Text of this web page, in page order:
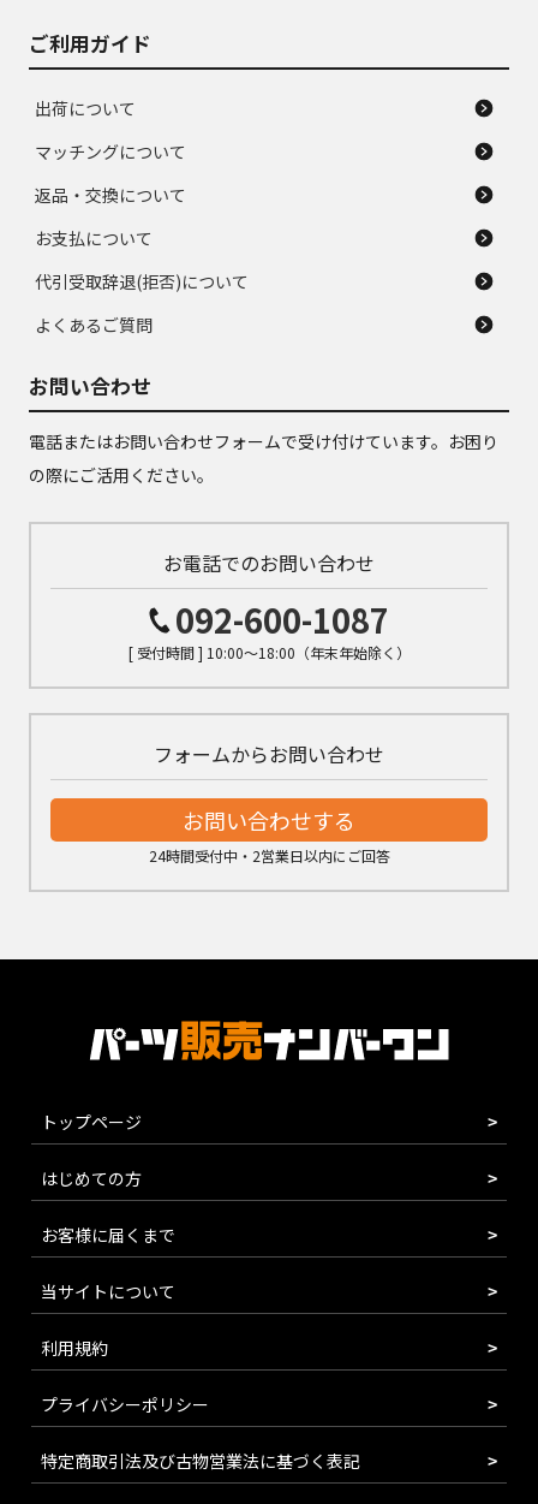
ご利用ガイド
出荷について
マッチングについて
返品・交換について
お支払について
代引受取辞退(拒否)について
よくあるご質問
お問い合わせ
電話またはお問い合わせフォームで受け付けています。お困り
の際にご活用ください。
お電話でのお問い合わせ
092-600-1087
[ 受付時間 ] 10:00～18:00（年末年始除く）
フォームからお問い合わせ
お問い合わせする
24時間受付中・2営業日以内にご回答
トップページ
はじめての方
お客様に届くまで
当サイトについて
利用規約
プライバシーポリシー
特定商取引法及び古物営業法に基づく表記